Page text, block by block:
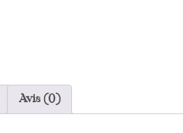
Avis (0)